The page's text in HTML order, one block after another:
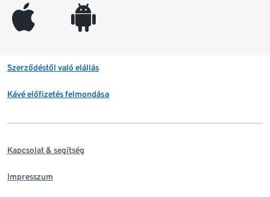
appleinc android
Szerződéstől való elállás
Kávé előfizetés felmondása
Kapcsolat & segítség
Impresszum